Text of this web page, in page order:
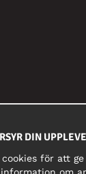
DIN
för att